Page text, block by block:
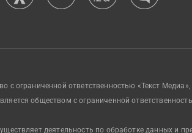
с ограниченной ответственностью «Текст
обществом с ограниченной
деятельность по обработке данных и